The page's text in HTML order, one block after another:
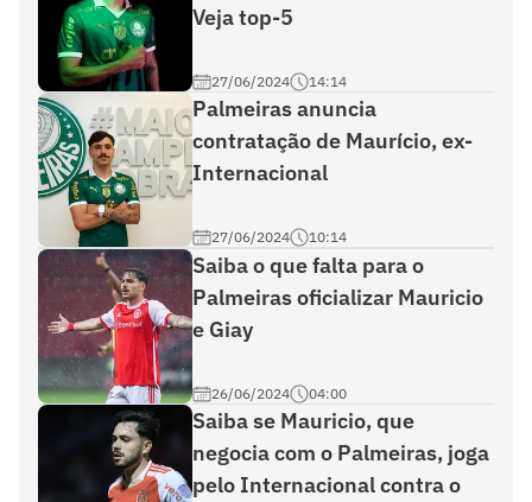
Veja top-5
27/06/2024 14:14
Palmeiras anuncia
contratação de Maurício, ex-
Internacional
27/06/2024 10:14
Saiba o que falta para o
Palmeiras oficializar Mauricio
e Giay
26/06/2024 04:00
Saiba se Mauricio, que
negocia com o Palmeiras, joga
pelo Internacional contra o